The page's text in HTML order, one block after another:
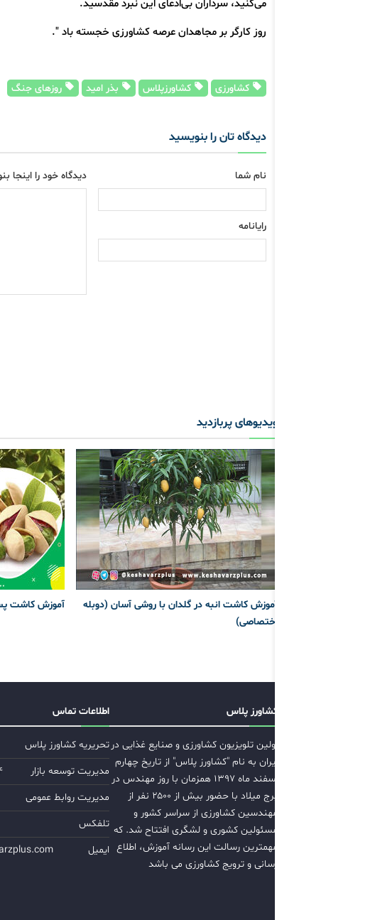
می‌کنید، سرداران بی‌ادعای این نبرد مقدسید.
روز کارگر بر مجاهدان عرصه کشاورزی خجسته باد ".
کشاورزی کشاورزپلاس بذر امید روزهای جنگ
دیدگاه تان را بنویسید
نام شما
رایانامه
دیدگاه خود را اینجا
ویدیوهای پربازدید
آموزش کاشت انبه در گلدان با روشی آسان (دوبله
اختصاصی)
آموزش کاشت
کشاورز پلاس
اولین تلویزیون کشاورزی و صنایع غذایی در
ایران به نام "کشاورز پلاس" از تاریخ چهارم
اسفند ماه ۱۳۹۷ همزمان با روز مهندس در
برج میلاد با حضور بیش از ۲۵۰۰ نفر از
مهندسین کشاورزی از سراسر کشور و
مسئولین کشوری و لشگری افتتاح شد. که
مهمترین رسالت این رسانه آموزش، اطلاع
رسانی و ترویج کشاورزی می باشد
اطلاعات تماس
تحریریه کشاورز پلاس
مدیریت توسعه بازار
مدیریت روابط عمومی
تلفکس
ایمیل